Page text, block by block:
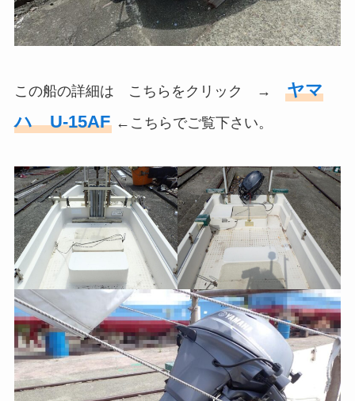
この船の詳細は こちらをクリック → ヤマ
ハ U-15AF ←こちらでご覧下さい。